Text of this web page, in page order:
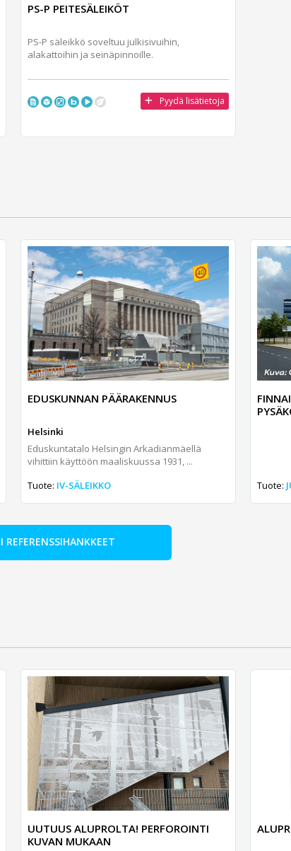
PS-P PEITESÄLEIKÖT
PS-P säleikkö soveltuu julkisivuihin,
alakattoihin ja seinäpinnoille.
Pyydä lisätietoja
EDUSKUNNAN PÄÄRAKENNUS
Helsinki
Eduskuntatalo Helsingin Arkadianmäellä
vihittiin käyttöön maaliskuussa 1931, ...
Tuote: IV-SÄLEIKKO Tuote:
REFERENSSIHANKKEET
UUTUUS ALUPROLTA! PERFOROINTI
KUVAN MUKAAN